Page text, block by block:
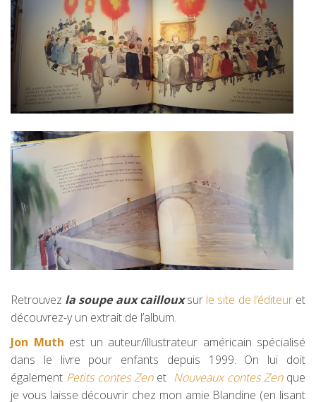
Retrouvez la soupe aux caillouxsur le site de l’éditeur et
découvrez-y un extrait de l’album.
Jon Muth est un auteur/illustrateur américain spécialisé
dans le livre pour enfants depuis 1999. On lui doit
également Petits contes Zenet Nouveaux contes Zenque
je vous laisse découvrir chez mon amie Blandine (en lisant